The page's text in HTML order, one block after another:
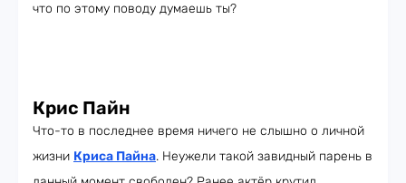
что по этому поводу думаешь ты?
Крис Пайн
Что-то в последнее время ничего не слышно о личной
жизни Криса Пайна. Неужели такой завидный парень в